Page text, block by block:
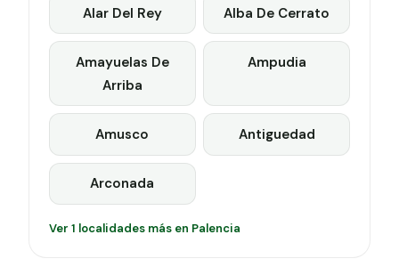
Alar Del Rey Alba De Cerrato
Amayuelas De
Arriba
Ampudia
Amusco Antiguedad
Arconada
Ver 1 localidades más en Palencia